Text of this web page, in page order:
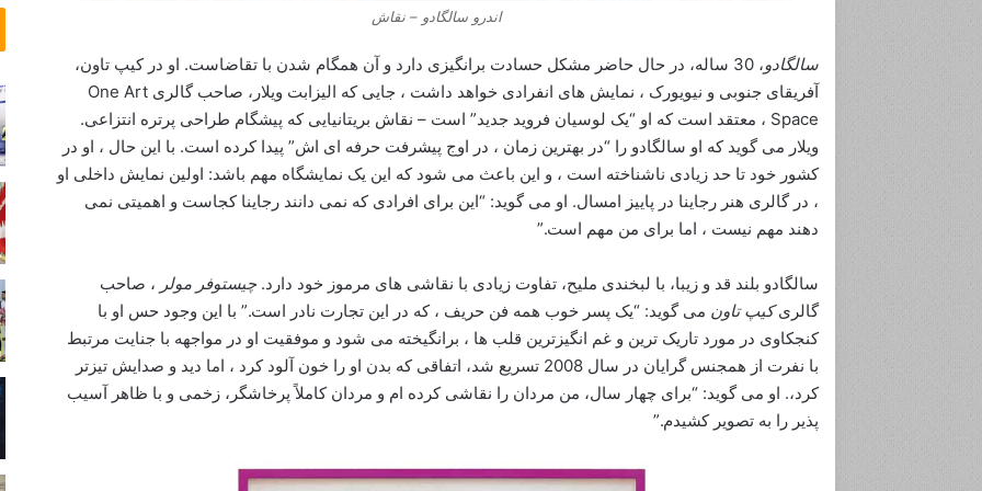
اندرو سالگادو – نقاش
سالگادو
، 30 ساله، در حال حاضر مشکل حسادت برانگیزی دارد و آن همگام شدن با تقاضاست. او در کیپ تاون،
آفریقای جنوبی و نیویورک ، نمایش های انفرادی خواهد داشت ، جایی که الیزابت ویلار، صاحب گالری One Art
Space ، معتقد است که او “یک لوسیان فروید جدید” است – نقاش بریتانیایی که پیشگام طراحی پرتره انتزاعی.
ویلار می گوید که او سالگادو را “در بهترین زمان ، در اوج پیشرفت حرفه ای اش” پیدا کرده است. با این حال ، او در
کشور خود تا حد زیادی ناشناخته است ، و این باعث می شود که این یک نمایشگاه مهم باشد: اولین نمایش داخلی او
، در گالری هنر رجاینا در پاییز امسال. او می گوید: “این برای افرادی که نمی دانند رجاینا کجاست و اهمیتی نمی
دهند مهم نیست ، اما برای من مهم است.”
سالگادو بلند قد و زیبا، با لبخندی ملیح، تفاوت زیادی با نقاشی های مرموز خود دارد.چیستوفر مولر ، صاحب
گالریکیپ تاون می گوید: “یک پسر خوب همه فن حریف ، که در این تجارت نادر است.” با این وجود حس او با
کنجکاوی در مورد تاریک ترین و غم انگیزترین قلب ها ، برانگیخته می شود و موفقیت او در مواجهه با جنایت مرتبط
با نفرت از همجنس گرایان در سال 2008 تسریع شد، اتفاقی که بدن او را خون آلود کرد ، اما دید و صدایش تیزتر
کرد،. او می گوید: “برای چهار سال، من مردان را نقاشی کرده ام و مردان کاملاً پرخاشگر، زخمی و با ظاهر آسیب
پذیر را به تصویر کشیدم.”
ل
ه‌
د
گ
ا
ن
ا
ن
ش
ا
ج
ی
ی
ی